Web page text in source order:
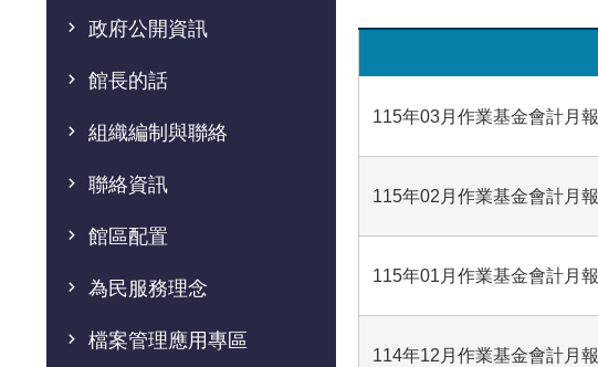
政府公開資訊
館長的話
組織編制與聯絡
聯絡資訊
館區配置
為民服務理念
檔案管理應用專區
115年03月作業基金會計月報
115年02月作業基金會計月報
115年01月作業基金會計月報
114年12月作業基金會計月報